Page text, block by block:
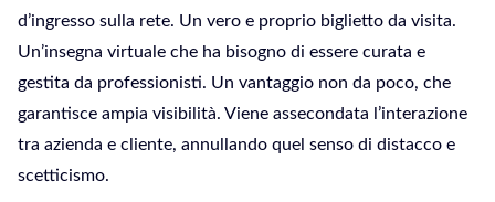
d’ingresso sulla rete. Un vero e proprio biglietto da visita.
Un’insegna virtuale che ha bisogno di essere curata e
gestita da professionisti. Un vantaggio non da poco, che
garantisce ampia visibilità. Viene assecondata l’interazione
tra azienda e cliente, annullando quel senso di distacco e
scetticismo.